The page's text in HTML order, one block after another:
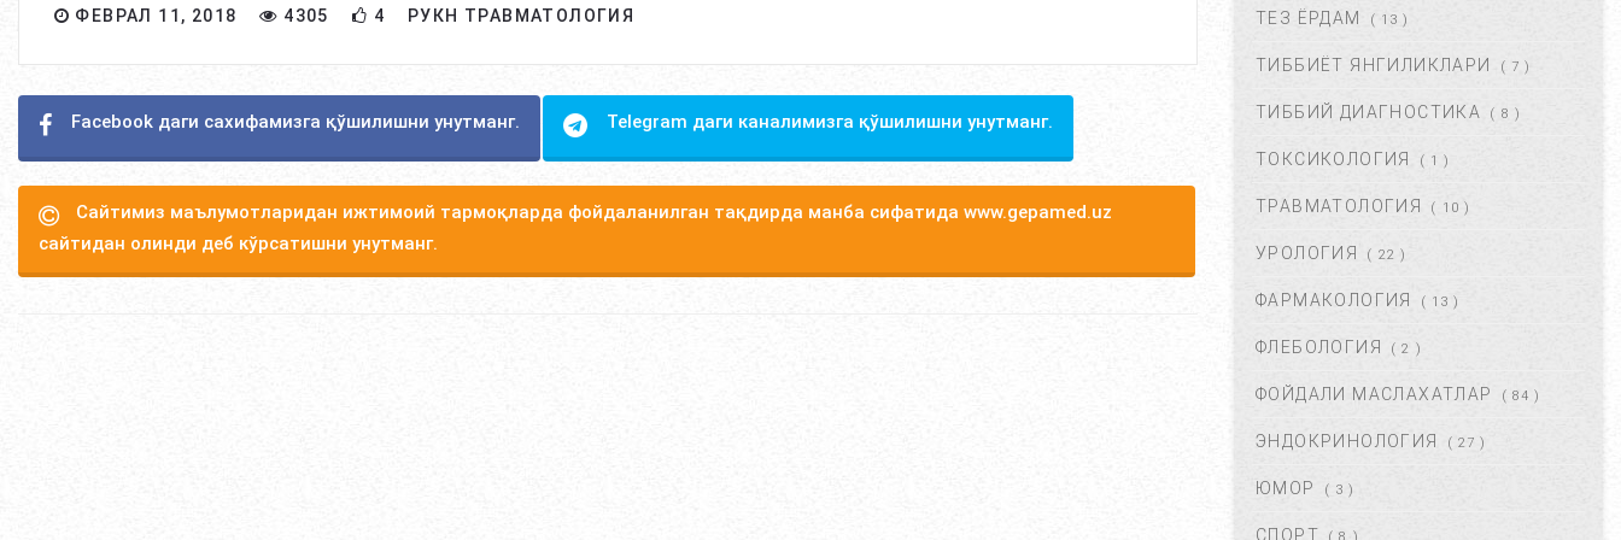
ФЕВРАЛ 11, 2018 4305 4 РУКН ТРАВМАТОЛОГИЯ
Facebook даги сахифамизга қўшилишни унутманг. Telegram даги каналимизга қўшилишни унутманг.
Сайтимиз маълумотларидан ижтимоий тармоқларда фойдаланилган тақдирда манба сифатида www.gepamed.uz
сайтидан олинди деб кўрсатишни унутманг.
БАЧАДОН МИОМАСИ,
САБАБЛАРИ, БЕЛГИЛАРИ ВА
АПР 25, 2018
ЮЗГА АЛЛЕРГИЯ ТОШИШИ.
ТУРЛАРИ. ...
НОЯ 27, 2017
ҚОРИН ДАМ БЎЛИШИ
ҚУТУЛИШ ЙЎЛЛАРИ....
ИЮЛ 16, 2021
ТЕЗ ЁРДАМ ( 13 )
ТИББИЁТ ЯНГИЛИКЛАРИ ( 7 )
ТИББИЙ ДИАГНОСТИКА ( 8 )
ТОКСИКОЛОГИЯ ( 1 )
ТРАВМАТОЛОГИЯ ( 10 )
УРОЛОГИЯ ( 22 )
ФАРМАКОЛОГИЯ ( 13 )
ФЛЕБОЛОГИЯ ( 2 )
ФОЙДАЛИ МАСЛАХАТЛАР ( 84 )
ЭНДОКРИНОЛОГИЯ ( 27 )
ЮМОР ( 3 )
СПОРТ